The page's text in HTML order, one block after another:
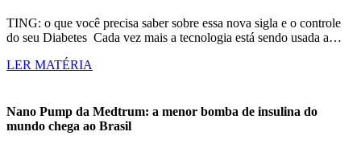
TING: o que você precisa saber sobre essa nova sigla e o controle
do seu Diabetes Cada vez mais a tecnologia está sendo usada a…
LER MATÉRIA
Nano Pump da Medtrum: a menor bomba de insulina do
mundo chega ao Brasil